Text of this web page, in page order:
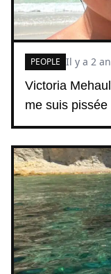
Victoria
me suis
PEOPLE Il y a 2